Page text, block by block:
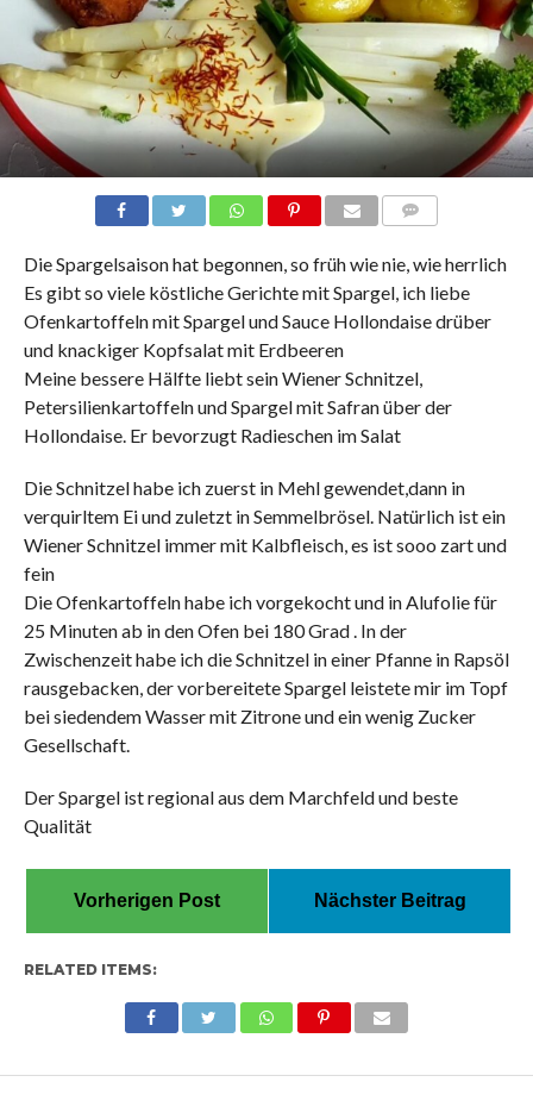
Die Spargelsaison hat begonnen, so früh wie nie, wie herrlich
Es gibt so viele köstliche Gerichte mit Spargel, ich liebe
Ofenkartoffeln mit Spargel und Sauce Hollondaise drüber
und knackiger Kopfsalat mit Erdbeeren
Meine bessere Hälfte liebt sein Wiener Schnitzel,
Petersilienkartoffeln und Spargel mit Safran über der
Hollondaise. Er bevorzugt Radieschen im Salat
Die Schnitzel habe ich zuerst in Mehl gewendet,dann in
verquirltem Ei und zuletzt in Semmelbrösel. Natürlich ist ein
Wiener Schnitzel immer mit Kalbfleisch, es ist sooo zart und
fein
Die Ofenkartoffeln habe ich vorgekocht und in Alufolie für
25 Minuten ab in den Ofen bei 180 Grad . In der
Zwischenzeit habe ich die Schnitzel in einer Pfanne in Rapsöl
rausgebacken, der vorbereitete Spargel leistete mir im Topf
bei siedendem Wasser mit Zitrone und ein wenig Zucker
Gesellschaft.
Der Spargel ist regional aus dem Marchfeld und beste
Qualität
Vorherigen Post Nächster Beitrag
RELATED ITEMS: